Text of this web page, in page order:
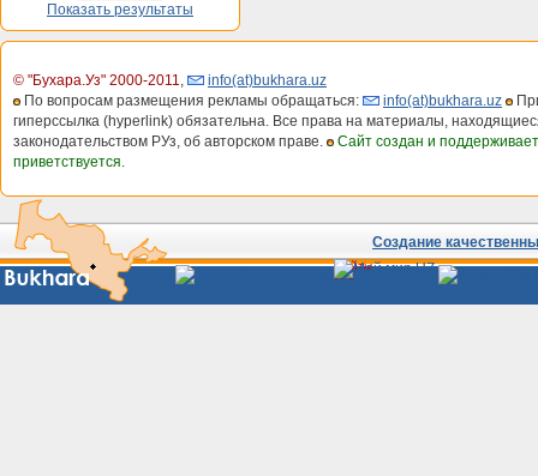
Показать результаты
© "Бухара.Уз" 2000-2011,
info(at)bukhara.uz
По вопросам размещения рекламы обращаться:
info(at)bukhara.uz
гиперссылка (hyperlink) обязательна. Все права на материалы,
законодательством РУз, об авторском праве.
Сайт создан и
приветствуется.
Создание
Сайты
Узбекистана